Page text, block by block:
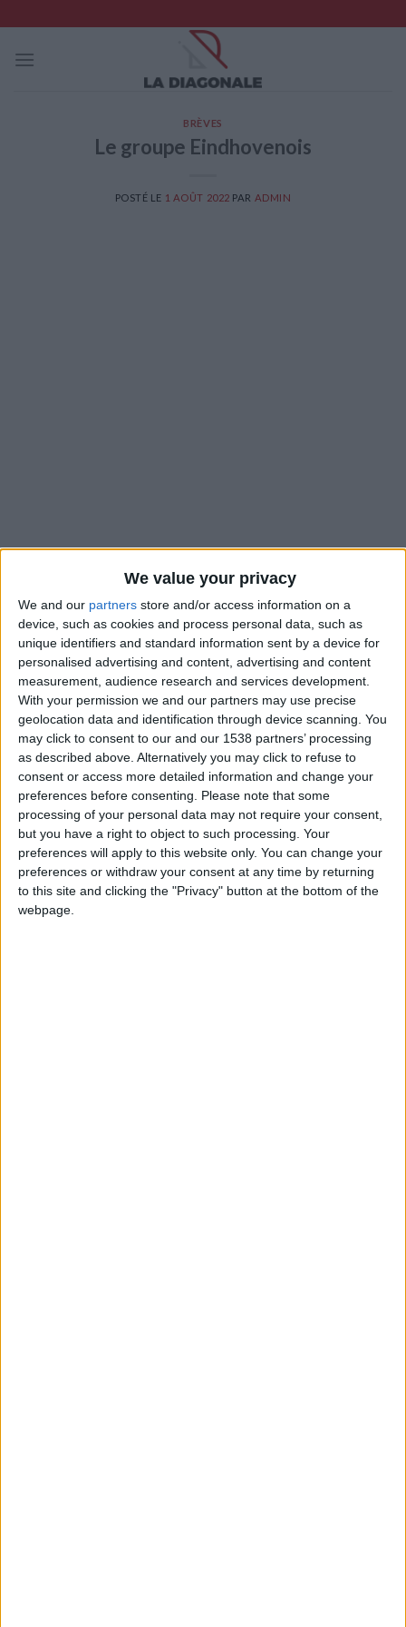
We value your privacy
We and our partners store and/or access information on a
device, such as cookies and process personal data, such as
unique identifiers and standard information sent by a device for
personalised advertising and content, advertising and content
measurement, audience research and services development.
With your permission we and our partners may use precise
geolocation data and identification through device scanning. You
may click to consent to our and our 1538 partners’ processing
as described above. Alternatively you may click to refuse to
consent or access more detailed information and change your
preferences before consenting.
Please note that some
processing of your personal data may not require your consent,
but you have a right to object to such processing. Your
preferences will apply to this website only. You can change your
preferences or withdraw your consent at any time by returning
to this site and clicking the "Privacy" button at the bottom of the
webpage.
to
content
BRÈVES
Le groupe Eindhovenois
POSTÉ LE 1 AOÛT 2022 PAR ADMIN
Ruud van Nisterlooy a convoqué 22 joueurs pour ce
déplacement en Principauté. Les principales forces du groupe
hollandais sont présentes. En revanche, Monaco ne
retrouvera pas son ancien attaquant, Carlos Vinicius.
Madueke et Vertessen sont également absents.
Gardiens : Benitez, Drommel, Waterman.
Défenseurs : Hoever, Luckassen, Mwene, Max, Obispo,
Oppegard, Ramalho, Teze.
Milieux : Gutiérrez, Ledezma, Saibari, Sangaré, Til, van Ginkel,